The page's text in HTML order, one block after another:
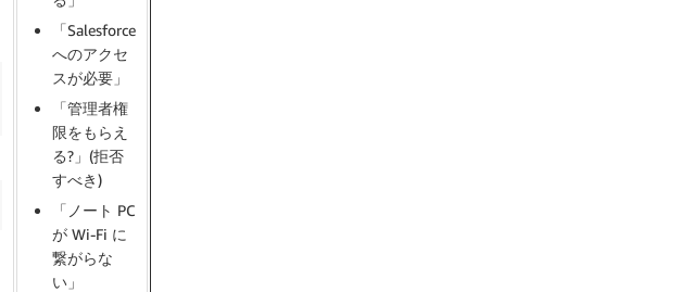
「Salesforce
へのアクセ
スが必要」
「管理者権
限をもらえ
る?」(拒否
すべき)
「ノート PC
が Wi-Fi に
繋がらな
い」